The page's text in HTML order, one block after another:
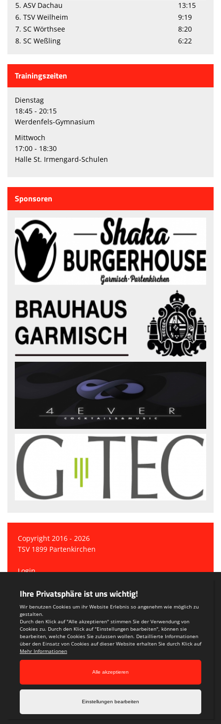
5. ASV Dachau
13:15
6. TSV Weilheim
9:19
7. SC Wörthsee
8:20
8. SC Weßling
6:22
Trainingszeiten
Dienstag
18:45 - 20:15
Werdenfels-Gymnasium
Mittwoch
17:00 - 18:30
Halle St. Irmengard-Schulen
Sponsoren
Copyright 2016 - 2026
TSV 1899 Partenkirchen
Login
Teamsports 2
Dein Sportverein online